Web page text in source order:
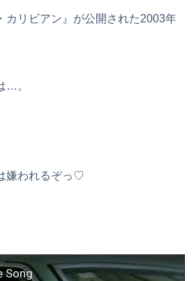
カリビアン』が公開された2003年
…。
嫌われるぞっ♡
Song